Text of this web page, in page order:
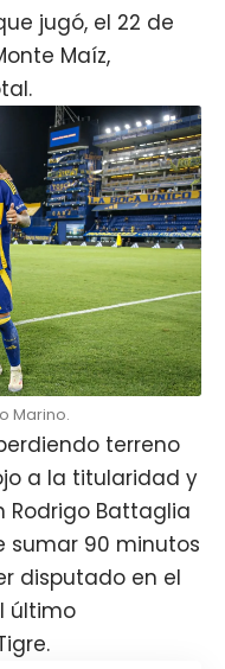
jugó, el 22 de
Maíz,
Marino.
terreno
a la titularidad y
Rodrigo Battaglia
sumar 90 minutos
disputado en el
último